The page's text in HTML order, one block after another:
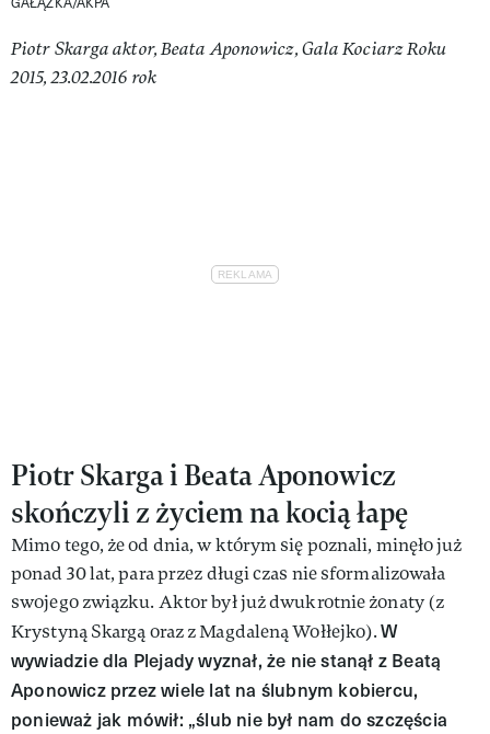
Piotr Skarga aktor, Beata Aponowicz, Gala Kociarz Roku
2015, 23.02.2016 rok
Piotr Skarga i Beata Aponowicz
skończyli z życiem na kocią łapę
Mimo tego, że od dnia, w którym się poznali, minęło już
ponad 30 lat, para przez długi czas nie sformalizowała
swojego związku. Aktor był już dwukrotnie żonaty (z
Krystyną Skargą oraz z Magdaleną Wołłejko).W
wywiadzie dla Plejady wyznał, że nie stanął z Beatą
Aponowicz przez wiele lat na ślubnym kobiercu,
ponieważ jak mówił: „ślub nie był nam do szczęścia